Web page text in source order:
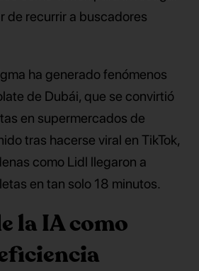
de recurrir a buscadores
ha generado fenómenos
de Dubái, que se convirtió
en supermercados de
tras hacerse viral en TikTok,
como Lidl llegaron a
en tan solo 18 minutos.
la IA como